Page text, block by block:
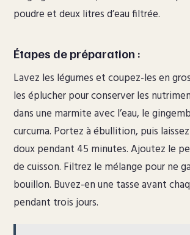
poudre et deux litres d’eau filtrée.
Étapes de préparation :
Lavez les légumes et coupez-les en
les éplucher pour conserver les
dans une marmite avec l’eau, le
curcuma. Portez à ébullition, puis
doux pendant 45 minutes. Ajoutez le
de cuisson. Filtrez le mélange pour ne
bouillon. Buvez-en une tasse avant
pendant trois jours.